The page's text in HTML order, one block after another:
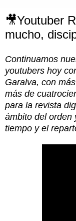
🎥Youtuber
mucho,
Continuamos
youtubers hoy
Garalva, con
más de
para la revista
ámbito del orden
tiempo y el